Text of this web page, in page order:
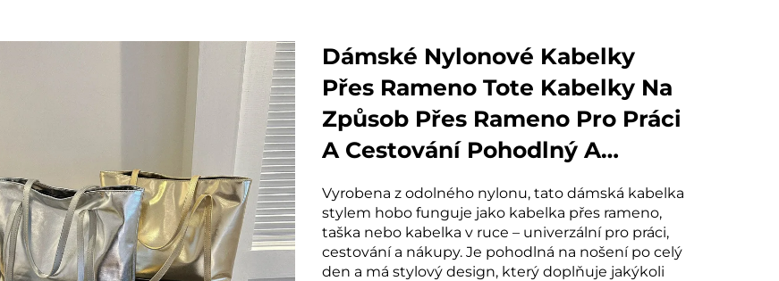
Dámské Nylonové Kabelky
Přes Rameno Tote Kabelky Na
Způsob Přes Rameno Pro Práci
A Cestování Pohodlný A
Stylový Nákupní Doprovod
Vyrobena z odolného nylonu, tato dámská kabelka
stylem hobo funguje jako kabelka přes rameno,
taška nebo kabelka v ruce – univerzální pro práci,
cestování a nákupy. Je pohodlná na nošení po celý
den a má stylový design, který doplňuje jakýkoli